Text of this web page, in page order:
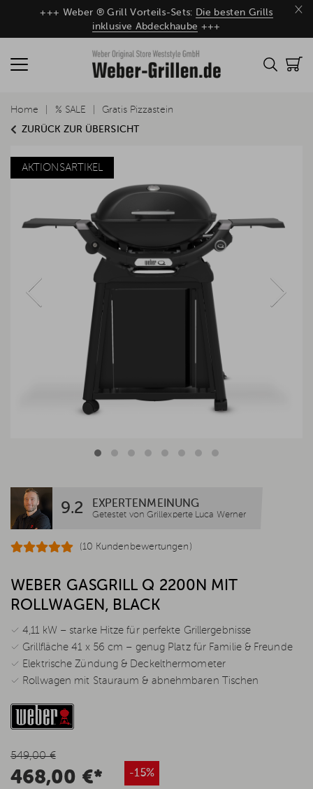
×
+++ Weber ® Grill Vorteils-Sets: Die besten Grills
inklusive Abdeckhaube +++
ZURÜCK ZUR ÜBERSICHT
Home % SALE Gratis Pizzastein
AKTIONSARTIKEL
9.2 EXPERTENMEINUNG
Getestet von Grillexperte Luca Werner
(10 Kundenbewertungen)
WEBER GASGRILL Q 2200N MIT
ROLLWAGEN, BLACK
✓ 4,11 kW – starke Hitze für perfekte Grillergebnisse
✓ Grillfläche 41 x 56 cm – genug Platz für Familie & Freunde
✓ Elektrische Zündung & Deckelthermometer
✓ Rollwagen mit Stauraum & abnehmbaren Tischen
549,00 €
468,00 €* -15%